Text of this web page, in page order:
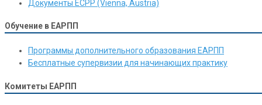
Документы ЕСРР (Vienna, Austria)
Обучение в ЕАРПП
Программы дополнительного образования ЕАРПП
Бесплатные супервизии для начинающих практику
Комитеты ЕАРПП